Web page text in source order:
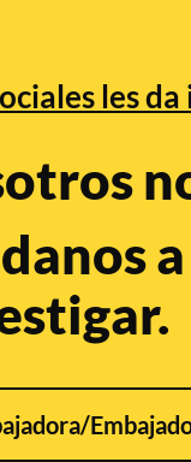
les da
a
un plan
This content has NOT
plan de empleo